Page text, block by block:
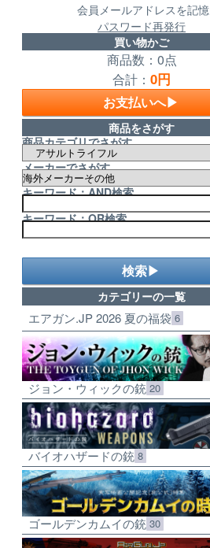
会員メールアドレスを記憶
パスワード再発行
買い物かご
商品数：0点
合計： 0円
お支払いへ▶
商品をさがす
商品カテゴリでさがす
メーカーでさがす
キーワード：AND検索
キーワード：OR検索
検索▶
カテゴリーの一覧
エアガン.JP 2026 夏の福袋 6
ジョン・ウィックの銃 20
バイオハザードの銃 8
ゴールデンカムイの銃 30